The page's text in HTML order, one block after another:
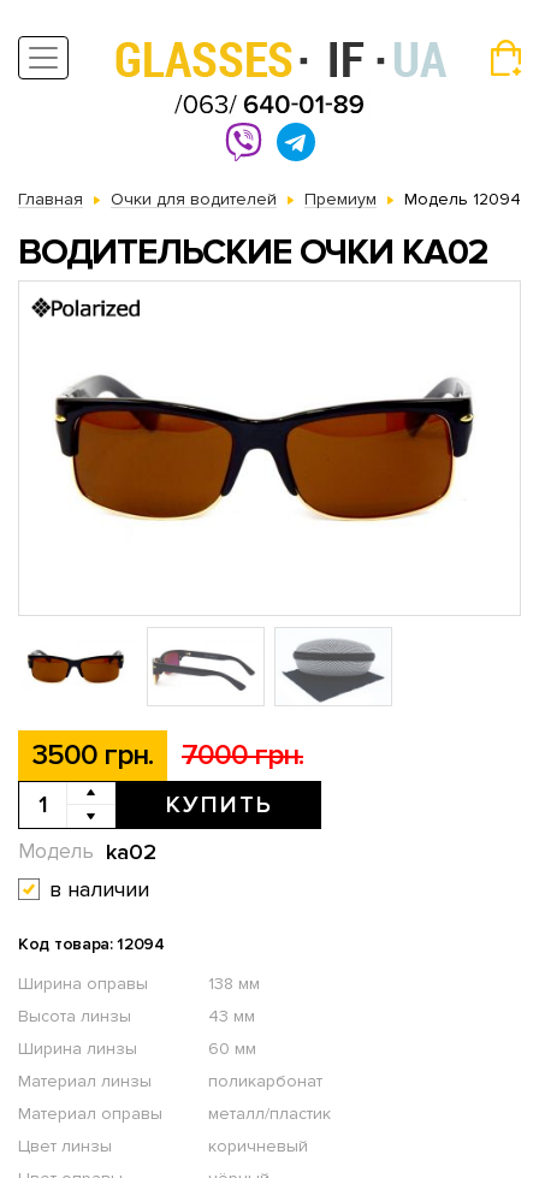
Главная Очки для водителей Премиум Модель 12094
ВОДИТЕЛЬСКИЕ ОЧКИ KA02
3500 грн. 7000 грн.
КУПИТЬ
ka02
Модель
в наличии
Код товара: 12094
Ширина оправы
138 мм
Высота линзы
43 мм
Ширина линзы
60 мм
Материал линзы
поликарбонат
Материал оправы
металл/пластик
Цвет линзы
коричневый